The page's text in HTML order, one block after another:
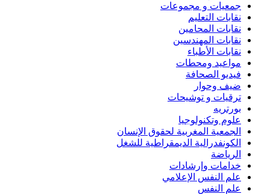
جمعيات و مجموعات
نقابات التعليم
نقابات المحامين
نقابات المهندسين
نقابات الأطباء
مواعيد ومحطات
فيديو الصحافة
ضيف وحوار
ترقيات و توشيحات
بورتريه
علوم وتكنولوجيا
الجمعية المغربية لحقوق الإنسان
الكونفدرالية الديمقراطية للشغل
الرياضة
خدامات وإرشادات
علم النفس الإعلامي
علم النفس